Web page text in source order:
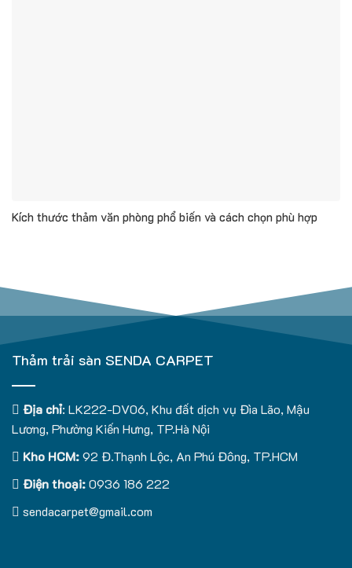
Kích thước thảm văn phòng phổ biến và cách chọn phù hợp
Thảm trải sàn SENDA CARPET
Địa chỉ: LK222-DV06, Khu đất dịch vụ Đìa Lão, Mậu
Lương, Phường Kiến Hưng, TP.Hà Nội
Kho HCM:92 Đ.Thạnh Lộc, An Phú Đông, TP.HCM
Điện thoại:0936 186 222
sendacarpet@gmail.com